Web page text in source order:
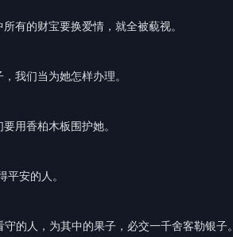
有的财宝要换爱情，就全被藐视。
我们当为她怎样办理。
用香柏木板围护她。
安的人。
的人，为其中的果子，必交一千舍客勒银子。